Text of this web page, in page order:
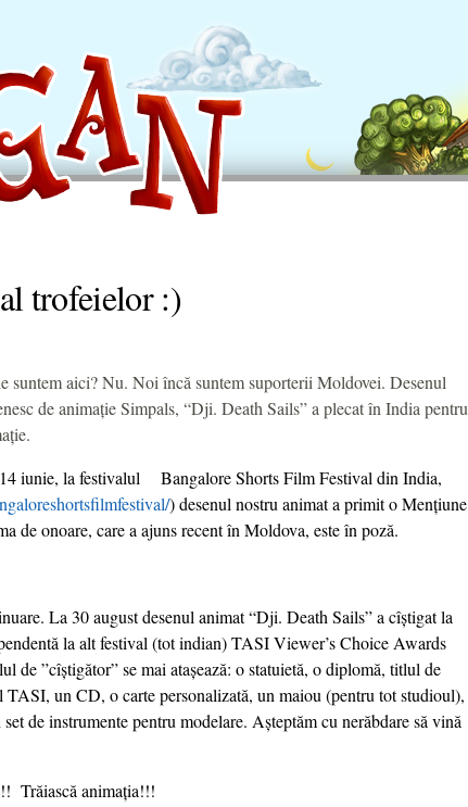
trofeielor :)
suntem aici? Nu. Noi încă suntem suporterii Moldovei. Desenul
de animație Simpals, “Dji. Death Sails” a plecat în India pentru
iunie, la festivalul Bangalore Shorts Film Festival din India,
) desenul nostru animat a primit o Menţiune
de onoare, care a ajuns recent în Moldova, este în poză.
La 30 august desenul animat “Dji. Death Sails” a cîștigat la
la alt festival (tot indian) TASI Viewer’s Choice Awards
de ”cîștigător” se mai atașează: o statuietă, o diplomă, titlul de
TASI, un CD, o carte personalizată, un maiou (pentru tot studioul),
de instrumente pentru modelare. Aşteptăm cu nerăbdare să vină
Trăiască animația!!!